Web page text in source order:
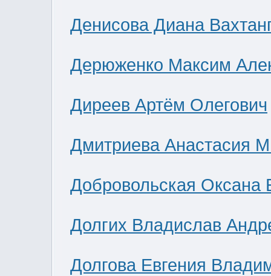
Денисова Диана
Дерюженко Максим
Диреев Артём Олегович
Дмитриева Анастасия
Добровольская Оксана
Долгих Владислав
Долгова Евгения